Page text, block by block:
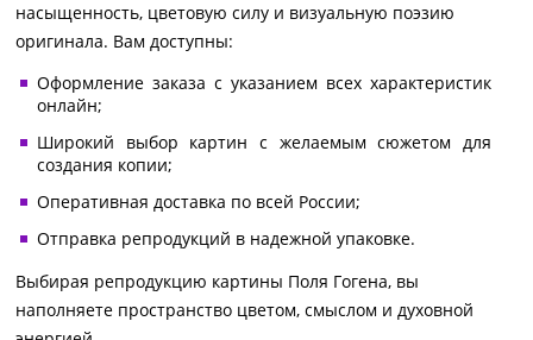
насыщенность, цветовую силу и визуальную поэзию
оригинала. Вам доступны:
Оформление заказа с указанием всех характеристик
онлайн;
Широкий выбор картин с желаемым сюжетом для
создания копии;
Оперативная доставка по всей России;
Отправка репродукций в надежной упаковке.
Выбирая репродукцию картины Поля Гогена, вы
наполняете пространство цветом, смыслом и духовной